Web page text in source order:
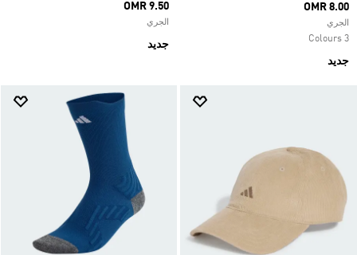
OMR 8.00
الجري
3 Colours
جديد
OMR 9.50
الجري
جديد